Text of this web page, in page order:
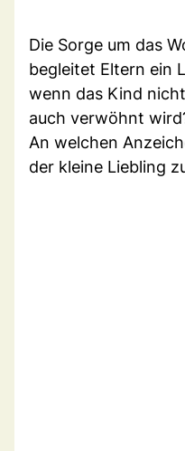
Die Sorge um das
begleitet Eltern ein
wenn das Kind
auch verwöhnt
An welchen
der kleine Liebling